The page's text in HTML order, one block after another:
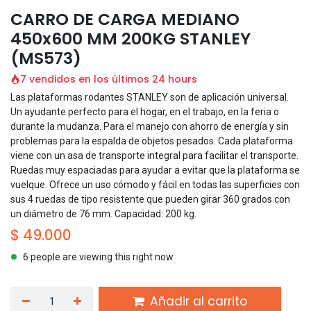
CARRO DE CARGA MEDIANO
450x600 MM 200KG STANLEY
(MS573)
7 vendidos en los últimos 24 hours
Las plataformas rodantes STANLEY son de aplicación universal.
Un ayudante perfecto para el hogar, en el trabajo, en la feria o
durante la mudanza. Para el manejo con ahorro de energía y sin
problemas para la espalda de objetos pesados. Cada plataforma
viene con un asa de transporte integral para facilitar el transporte.
Ruedas muy espaciadas para ayudar a evitar que la plataforma se
vuelque. Ofrece un uso cómodo y fácil en todas las superficies con
sus 4 ruedas de tipo resistente que pueden girar 360 grados con
un diámetro de 76 mm. Capacidad: 200 kg.
$ 49.000
6 people are viewing this right now
Añadir al carrito